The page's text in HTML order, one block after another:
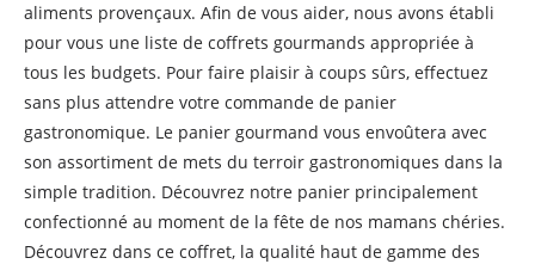
aliments provençaux. Afin de vous aider, nous avons établi
pour vous une liste de coffrets gourmands appropriée à
tous les budgets. Pour faire plaisir à coups sûrs, effectuez
sans plus attendre votre commande de panier
gastronomique. Le panier gourmand vous envoûtera avec
son assortiment de mets du terroir gastronomiques dans la
simple tradition. Découvrez notre panier principalement
confectionné au moment de la fête de nos mamans chéries.
Découvrez dans ce coffret, la qualité haut de gamme des